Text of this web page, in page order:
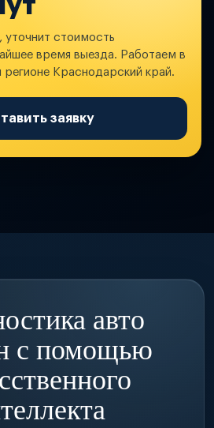
уточнит стоимость
время выезда. Работаем в
регионе Краснодарский край.
заявку
авто
с помощью